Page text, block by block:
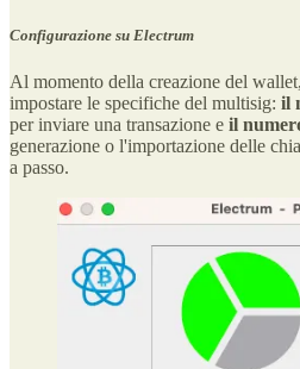
Configurazione su Electrum
Al momento della creazione del
impostare le specifiche del multisig: il
per inviare una transazione e il
generazione o l'importazione delle
a passo.